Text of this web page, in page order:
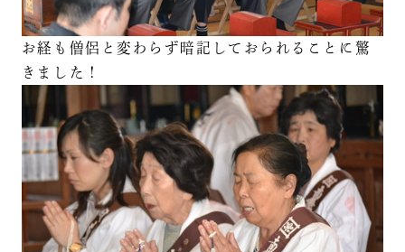
お経も僧侶と変わらず暗記しておられることに驚
きました！